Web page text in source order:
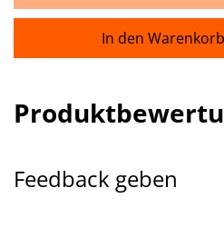
In den
Feedback geben